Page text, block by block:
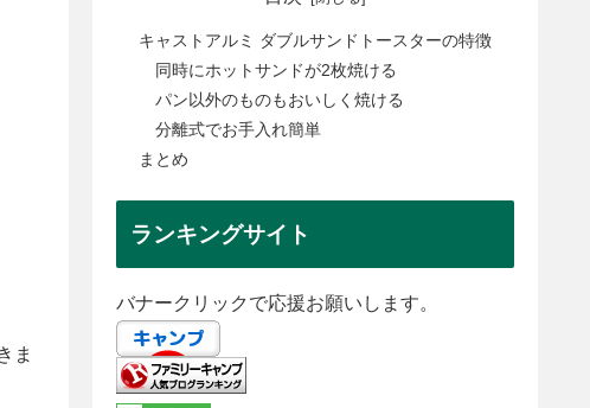
ま
キャストアルミ ダブルサンドトースターの特徴
同時にホットサンドが2枚焼ける
パン以外のものもおいしく焼ける
分離式でお手入れ簡単
まとめ
ランキングサイト
バナークリックで応援お願いします。